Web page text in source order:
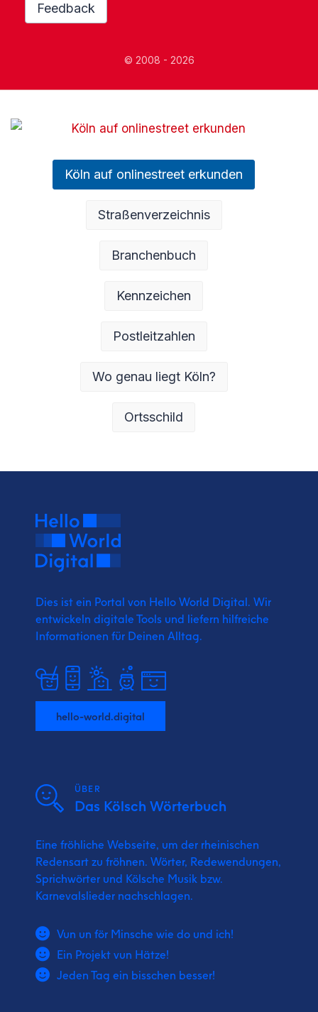
Feedback
© 2008 - 2026
Köln auf onlinestreet erkunden
Straßenverzeichnis
Branchenbuch
Kennzeichen
Postleitzahlen
Wo genau liegt Köln?
Ortsschild
Dies ist ein Portal von Hello World Digital. Wir
entwickeln digitale Tools und liefern hilfreiche
Informationen für Deinen Alltag.
hello-world.digital
ÜBER
Das Kölsch Wörterbuch
Eine fröhliche Webseite, um der rheinischen
Redensart zu fröhnen. Wörter, Redewendungen,
Sprichwörter und Kölsche Musik bzw.
Karnevalslieder nachschlagen.
Vun un för Minsche wie do und ich!
Ein Projekt vun Hätze!
Jeden Tag ein bisschen besser!